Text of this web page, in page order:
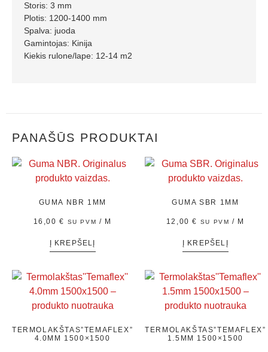
Storis: 3 mm
Plotis: 1200-1400 mm
Spalva: juoda
Gamintojas: Kinija
Kiekis rulone/lape: 12-14 m2
PANAŠŪS PRODUKTAI
GUMA NBR 1MM
16,00€ SU PVM / M
Į KREPŠELĮ
GUMA SBR 1MM
12,00€ SU PVM / M
Į KREPŠELĮ
TERMOLAKŠTAS”TEMAFLEX”
4.0MM 1500×1500
TERMOLAKŠTAS”TEMAFLEX”
1.5MM 1500×1500